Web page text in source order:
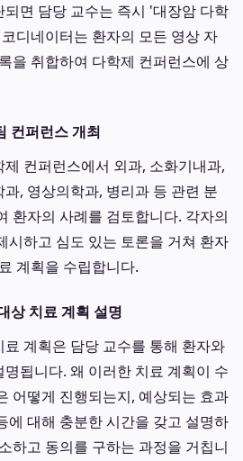
면 담당 교수는 즉시 '대장암 다학
디네이터는 환자의 모든 영상 자
을 취합하여 다학제 컨퍼런스에 상
컨퍼런스 개최
컨퍼런스에서 외과, 소화기내과,
, 영상의학과, 병리과 등 관련 분
환자의 사례를 검토합니다. 각자의
시하고 심도 있는 토론을 거쳐 환자
계획을 수립합니다.
상 치료 계획 설명
계획은 담당 교수를 통해 환자와
됩니다. 왜 이러한 치료 계획이 수
어떻게 진행되는지, 예상되는 효과
에 대해 충분한 시간을 갖고 설명하
하고 동의를 구하는 과정을 거칩니